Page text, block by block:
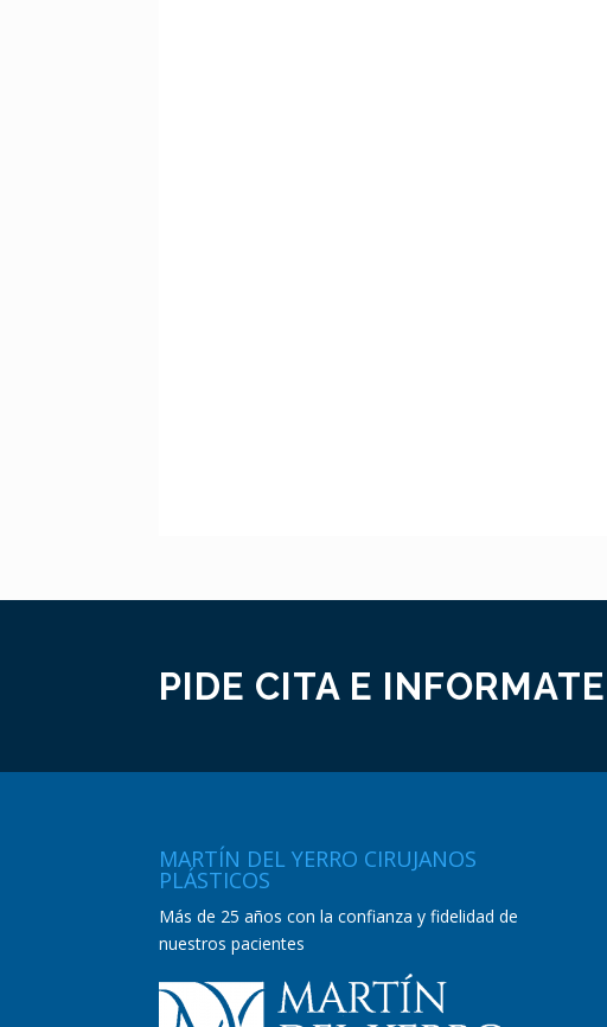
PIDE CITA E INFORMATE
MARTÍN DEL YERRO CIRUJANOS
PLÁSTICOS
Más de 25 años con la confianza y fidelidad de
nuestros pacientes